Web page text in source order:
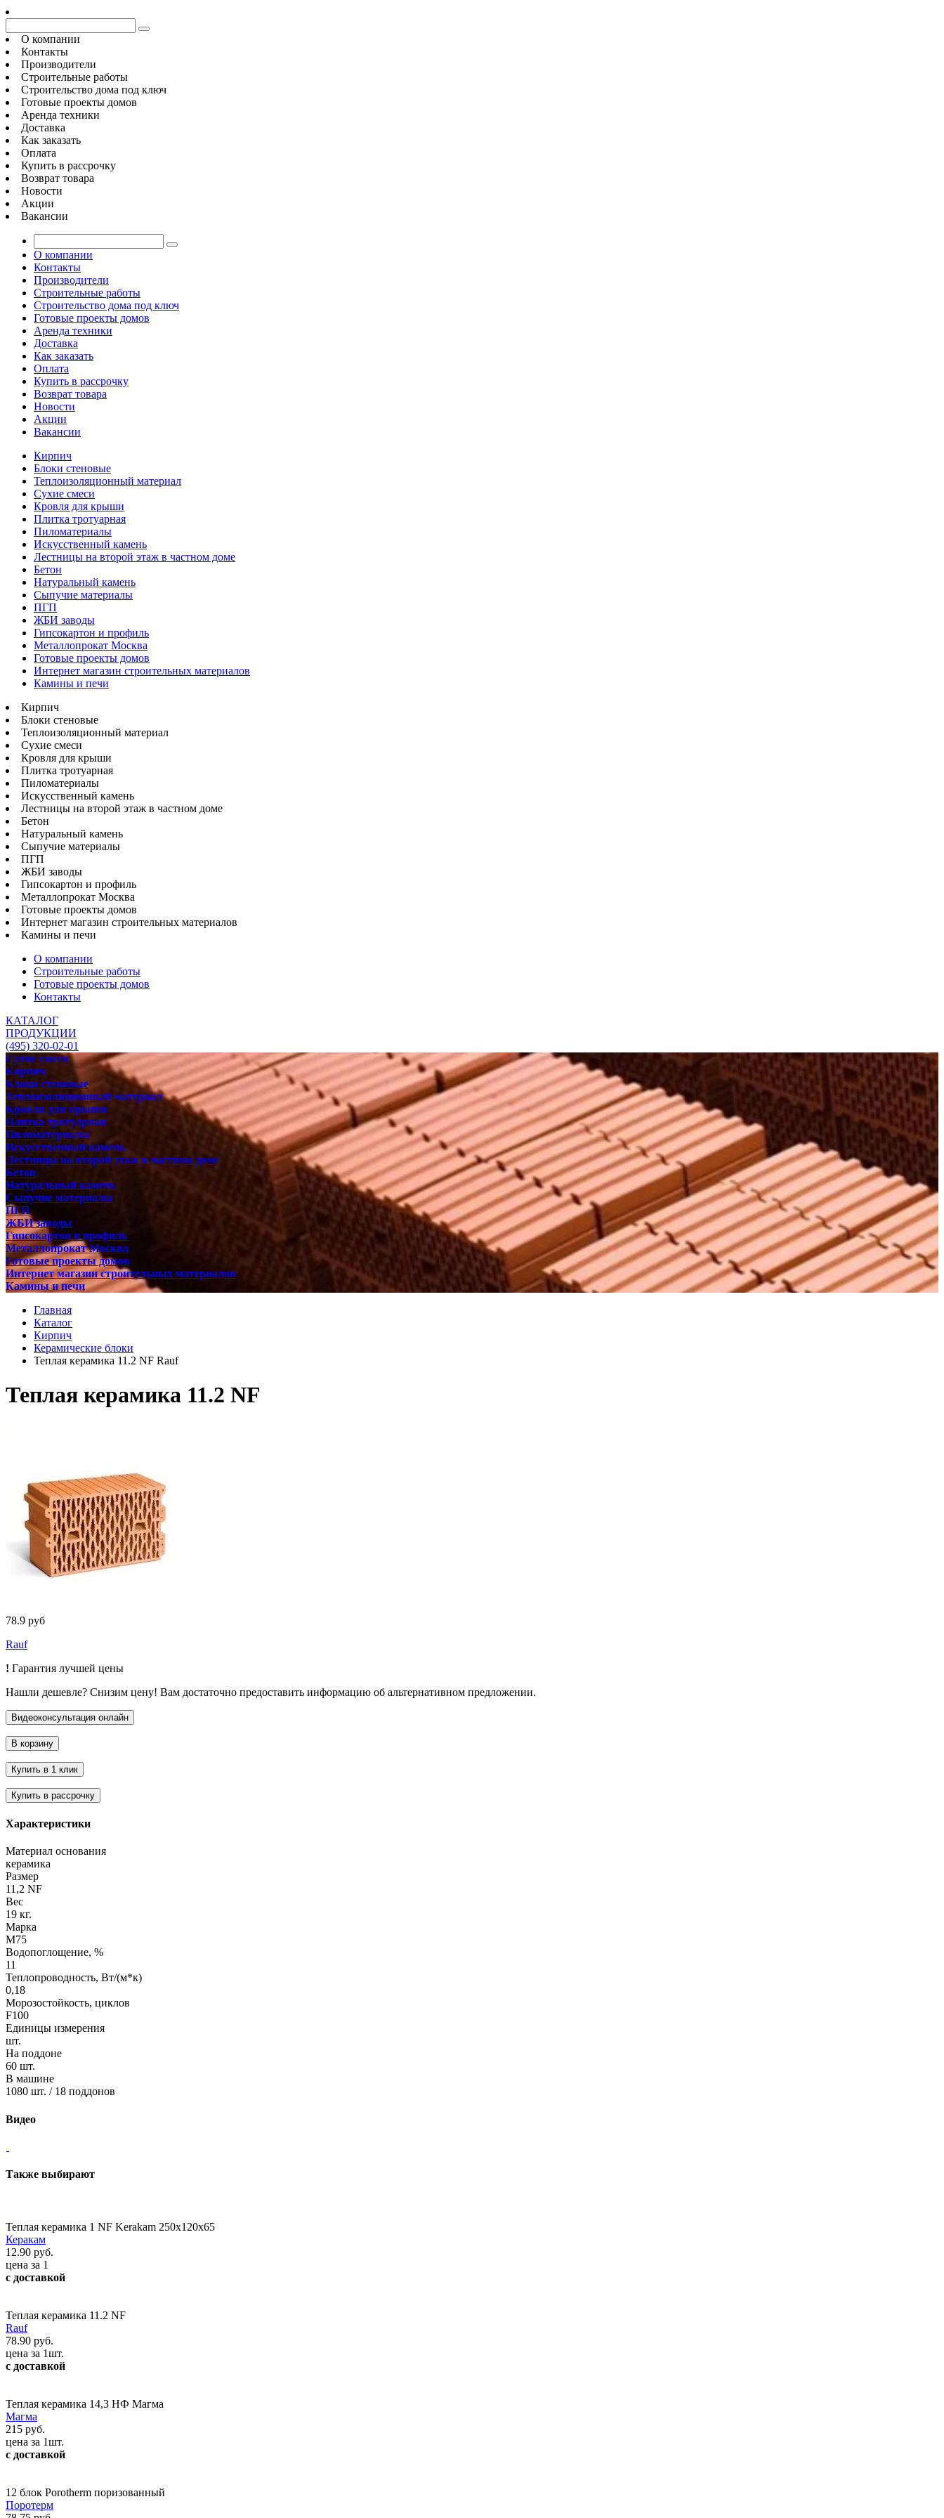
О компании
Контакты
Производители
Строительные работы
Строительство дома под ключ
Готовые проекты домов
Аренда техники
Доставка
Как заказать
Оплата
Купить в рассрочку
Возврат товара
Новости
Акции
Вакансии
О компании
Контакты
Производители
Строительные работы
Строительство дома под ключ
Готовые проекты домов
Аренда техники
Доставка
Как заказать
Оплата
Купить в рассрочку
Возврат товара
Новости
Акции
Вакансии
Кирпич
Блоки стеновые
Теплоизоляционный материал
Сухие смеси
Кровля для крыши
Плитка тротуарная
Пиломатериалы
Искусственный камень
Лестницы на второй этаж в частном доме
Бетон
Натуральный камень
Сыпучие материалы
ПГП
ЖБИ заводы
Гипсокартон и профиль
Металлопрокат Москва
Готовые проекты домов
Интернет магазин строительных материалов
Камины и печи
Кирпич
Блоки стеновые
Теплоизоляционный материал
Сухие смеси
Кровля для крыши
Плитка тротуарная
Пиломатериалы
Искусственный камень
Лестницы на второй этаж в частном доме
Бетон
Натуральный камень
Сыпучие материалы
ПГП
ЖБИ заводы
Гипсокартон и профиль
Металлопрокат Москва
Готовые проекты домов
Интернет магазин строительных материалов
Камины и печи
О компании
Строительные работы
Готовые проекты домов
Контакты
КАТАЛОГ
ПРОДУКЦИИ
(495) 320-02-01
Сухие смеси
Кирпич
Блоки стеновые
Теплоизоляционный материал
Кровля для крыши
Плитка тротуарная
Пиломатериалы
Искусственный камень
Лестницы на второй этаж в частном доме
Бетон
Натуральный камень
Сыпучие материалы
ПГП
ЖБИ заводы
Гипсокартон и профиль
Металлопрокат Москва
Готовые проекты домов
Интернет магазин строительных материалов
Камины и печи
Главная
Каталог
Кирпич
Керамические блоки
Теплая керамика 11.2 NF Rauf
Теплая керамика 11.2 NF
78.9 руб
Rauf
! Гарантия лучшей цены
Нашли дешевле? Снизим цену! Вам достаточно предоставить информацию об альтернативном предложении.
Характеристики
Материал основания
керамика
Размер
11,2 NF
Вес
19 кг.
Марка
М75
Водопоглощение, %
11
Теплопроводность, Вт/(м*к)
0,18
Морозостойкость, циклов
F100
Единицы измерения
шт.
На поддоне
60 шт.
В машине
1080 шт. / 18 поддонов
Видео
Также выбирают
Теплая керамика 1 NF Kerakam 250х120х65
Керакам
12.90 руб.
цена за 1
с доставкой
Теплая керамика 11.2 NF
Rauf
78.90 руб.
цена за 1шт.
с доставкой
Теплая керамика 14,3 НФ Магма
Магма
215 руб.
цена за 1шт.
с доставкой
12 блок Porotherm поризованный
Поротерм